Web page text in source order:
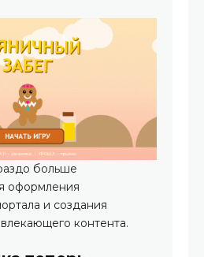
больше
оформления
и создания
контента.